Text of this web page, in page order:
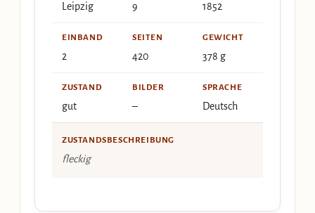
Leipzig 9 1852
EINBAND
2
SEITEN
420
GEWICHT
378 g
ZUSTAND
gut
BILDER
–
SPRACHE
Deutsch
ZUSTANDSBESCHREIBUNG
fleckig